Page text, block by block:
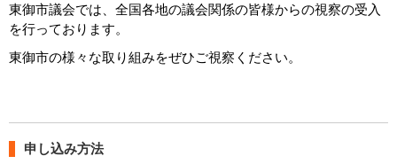
東御市議会では、全国各地の議会関係の皆様からの視察の受入
を行っております。
東御市の様々な取り組みをぜひご視察ください。
申し込み方法